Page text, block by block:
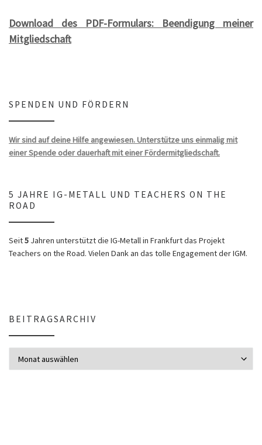
Download des PDF-Formulars: Beendigung meiner
Mitgliedschaft
SPENDEN UND FÖRDERN
Wir sind auf deine Hilfe angewiesen. Unterstütze uns einmalig mit
einer Spende oder dauerhaft mit einer Fördermitgliedschaft.
5 JAHRE IG-METALL UND TEACHERS ON THE
ROAD
Seit5 Jahren unterstützt die IG-Metall in Frankfurt das Projekt
Teachers on the Road. Vielen Dank an das tolle Engagement der IGM.
BEITRAGSARCHIV